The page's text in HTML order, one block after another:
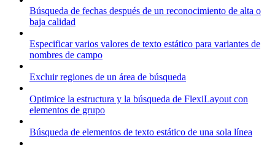
Búsqueda de fechas después de un reconocimiento de alta o
baja calidad
Especificar varios valores de texto estático para variantes de
nombres de campo
Excluir regiones de un área de búsqueda
Optimice la estructura y la búsqueda de FlexiLayout con
elementos de grupo
Búsqueda de elementos de texto estático de una sola línea